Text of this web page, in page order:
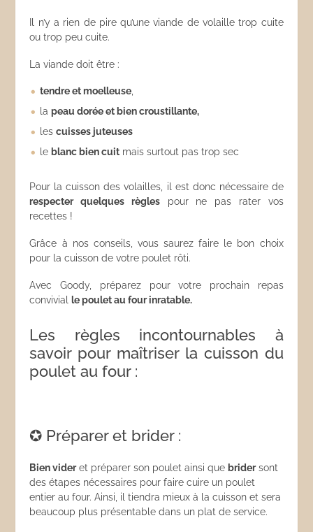
Il n’y a rien de pire qu’une viande de volaille trop cuite
ou trop peu cuite.
La viande doit être :
tendre et moelleuse
lapeau dorée et bien croustillante,
lescuisses juteuses
leblanc bien cuit mais surtout pas trop sec
Pour la cuisson des volailles, il est donc nécessaire de
respecter quelques règlespour ne pas rater vos
recettes !
Grâce à nos conseils, vous saurez faire le bon choix
pour la cuisson de votre poulet rôti.
Avec Goody, préparez pour votre prochain repas
convivialle poulet au four inratable.
Les règles incontournables à
savoir pour maîtriser la cuisson du
poulet au four :
✪ Préparer et brider :
Bien videret préparer son poulet ainsi quebridersont
des étapes nécessaires pour faire cuire un poulet
entier au four. Ainsi, il tiendra mieux à la cuisson et sera
beaucoup plus présentable dans un plat de service.